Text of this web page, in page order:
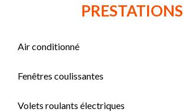
PRESTATIONS
Air conditionné
Fenêtres coulissantes
Volets roulants électriques